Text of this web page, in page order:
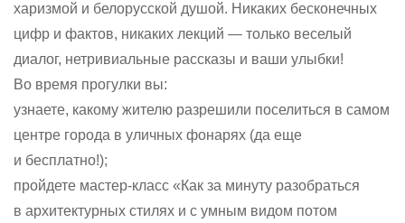
харизмой и белорусской душой. Никаких бесконечных
цифр и фактов, никаких лекций — только веселый
диалог, нетривиальные рассказы и ваши улыбки!
Во время прогулки вы:
узнаете, какому жителю разрешили поселиться в самом
центре города в уличных фонарях (да еще
и бесплатно!);
пройдете мастер-класс «Как за минуту разобраться
в архитектурных стилях и с умным видом потом